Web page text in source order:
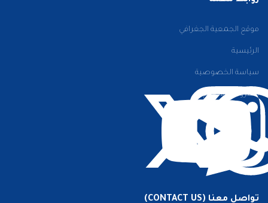
موقع الجمعية الجغرافي
الرئيسية
سياسة الخصوصية
الشروط والأحكام
تواصل معنا (CONTACT US)